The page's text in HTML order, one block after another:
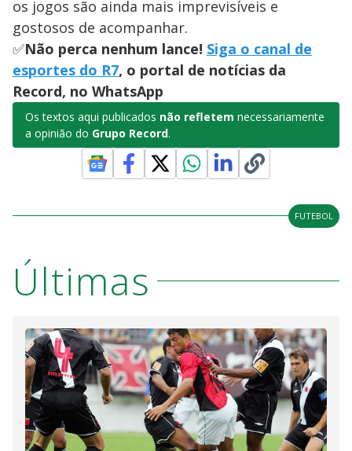
os jogos são ainda mais imprevisíveis e
gostosos de acompanhar.
✅Não perca nenhum lance! Siga o canal de
esportes do R7, o portal de notícias da
Record, no WhatsApp
Os textos aqui publicados não refletem necessariamente
a opinião do Grupo Record.
FUTEBOL
Últimas